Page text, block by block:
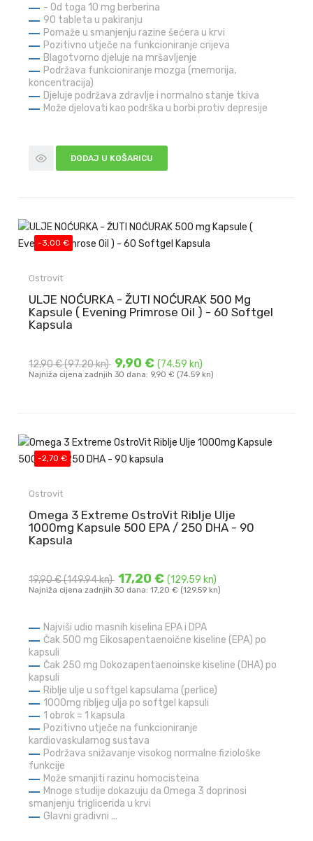
- Od toga 10 mg berberina
90 tableta u pakiranju
Pomaže u smanjenju razine šećera u krvi
Pozitivno utječe na funkcioniranje crijeva
Blagotvorno djeluje na mršavljenje
Podržava funkcioniranje mozga (memorija,
koncentracija)
Djeluje podržava zdravlje i normalno stanje tkiva
Može djelovati kao podrška u borbi protiv depresije
DODAJ U KOŠARICU
-3,00 €
Ostrovit
ULJE NOĆURKA - ŽUTI NOĆURAK 500 Mg
Kapsule ( Evening Primrose Oil ) - 60 Softgel
Kapsula
12,90 €(97.20 kn) 9,90 €(74.59 kn)
Najniža cijena zadnjih 30 dana: 9,90 € (74.59 kn)
-2,70 €
Ostrovit
Omega 3 Extreme OstroVit Riblje Ulje
1000mg Kapsule 500 EPA / 250 DHA - 90
Kapsula
19,90 €(149.94 kn) 17,20 €(129.59 kn)
Najniža cijena zadnjih 30 dana: 17,20 € (129.59 kn)
Najviši udio masnih kiselina EPA i DPA
Čak 500 mg Eikosapentaenoične kiseline (EPA) po
kapsuli
Čak 250 mg Dokozapentaenoinske kiseline (DHA) po
kapsuli
Riblje ulje u softgel kapsulama (perlice)
1000mg ribljeg ulja po softgel kapsuli
1 obrok = 1 kapsula
Pozitivno utječe na funkcioniranje
kardiovaskularnog sustava
Podržava snižavanje visokog normalne fiziološke
funkcije
Može smanjiti razinu homocisteina
Mnoge studije dokazuju da Omega 3 doprinosi
smanjenju triglicerida u krvi
Glavni gradivni ...